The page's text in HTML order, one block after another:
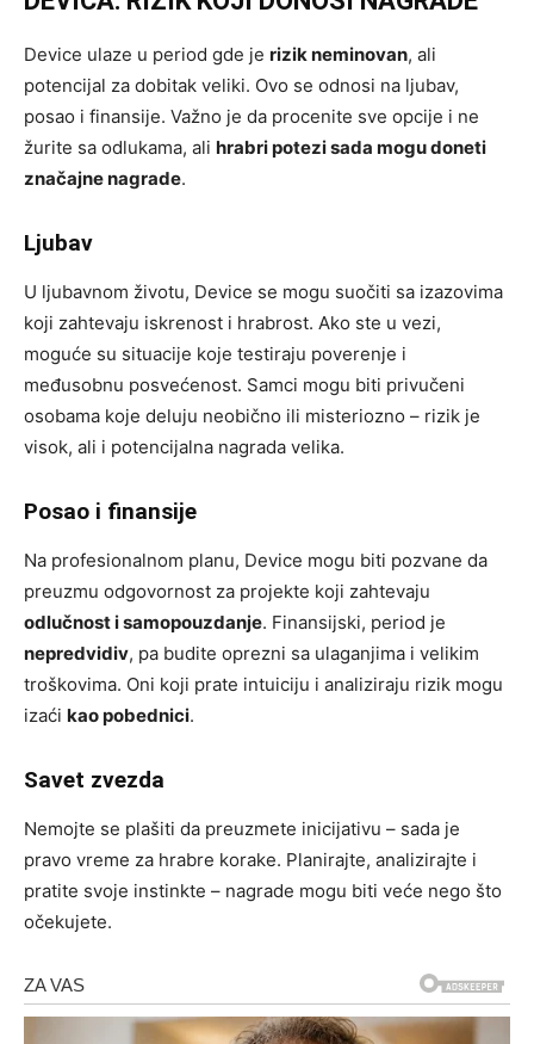
Device ulaze u period gde je rizik neminovan, ali
potencijal za dobitak veliki. Ovo se odnosi na ljubav,
posao i finansije. Važno je da procenite sve opcije i ne
žurite sa odlukama, ali hrabri potezi sada mogu doneti
značajne nagrade.
Ljubav
U ljubavnom životu, Device se mogu suočiti sa izazovima
koji zahtevaju iskrenost i hrabrost. Ako ste u vezi,
moguće su situacije koje testiraju poverenje i
međusobnu posvećenost. Samci mogu biti privučeni
osobama koje deluju neobično ili misteriozno – rizik je
visok, ali i potencijalna nagrada velika.
Posao i finansije
Na profesionalnom planu, Device mogu biti pozvane da
preuzmu odgovornost za projekte koji zahtevaju
odlučnost i samopouzdanje. Finansijski, period je
nepredvidiv, pa budite oprezni sa ulaganjima i velikim
troškovima. Oni koji prate intuiciju i analiziraju rizik mogu
izaći kao pobednici.
Savet zvezda
Nemojte se plašiti da preuzmete inicijativu – sada je
pravo vreme za hrabre korake. Planirajte, analizirajte i
pratite svoje instinkte – nagrade mogu biti veće nego što
očekujete.